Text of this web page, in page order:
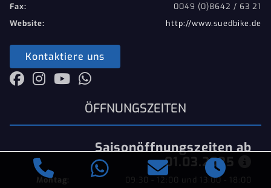
Fax:
0049 (0)8642 / 63 21
Website:
http://www.suedbike.de
Kontaktiere uns
ÖFFNUNGSZEITEN
Saisonöffnungszeiten ab
.01.03.2025
Montag: 09:30 - 12:00 und 13:00 - 18:00